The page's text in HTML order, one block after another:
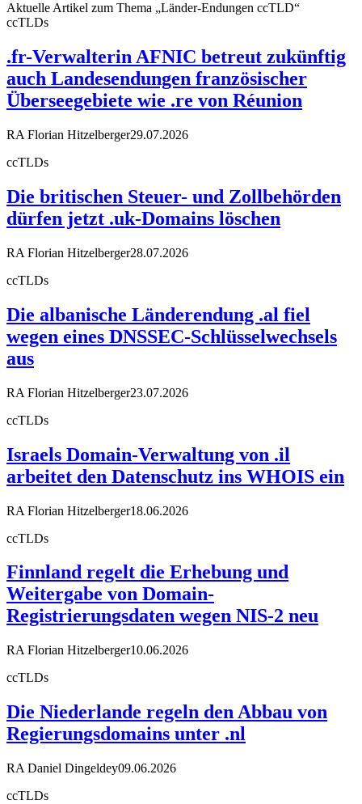
Aktuelle Artikel zum Thema „Länder-Endungen ccTLD“
ccTLDs
.fr-Verwalterin AFNIC betreut zukünftig
auch Landesendungen französischer
Überseegebiete wie .re von Réunion
RA Florian Hitzelberger29.07.2026
ccTLDs
Die britischen Steuer- und Zollbehörden
dürfen jetzt .uk-Domains löschen
RA Florian Hitzelberger28.07.2026
ccTLDs
Die albanische Länderendung .al fiel
wegen eines DNSSEC-Schlüsselwechsels
aus
RA Florian Hitzelberger23.07.2026
ccTLDs
Israels Domain-Verwaltung von .il
arbeitet den Datenschutz ins WHOIS ein
RA Florian Hitzelberger18.06.2026
ccTLDs
Finnland regelt die Erhebung und
Weitergabe von Domain-
Registrierungsdaten wegen NIS-2 neu
RA Florian Hitzelberger10.06.2026
ccTLDs
Die Niederlande regeln den Abbau von
Regierungsdomains unter .nl
RA Daniel Dingeldey09.06.2026
ccTLDs